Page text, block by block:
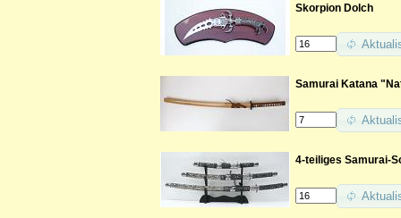
Skorpion Dolch
Samurai Katana
4-teiliges Samurai-